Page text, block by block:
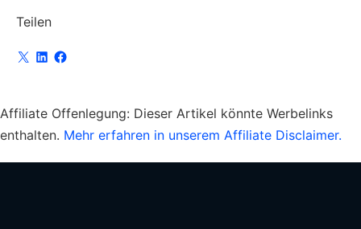
Teilen
Affiliate Offenlegung: Dieser Artikel könnte Werbelinks
enthalten. Mehr erfahren in unserem Affiliate Disclaimer.